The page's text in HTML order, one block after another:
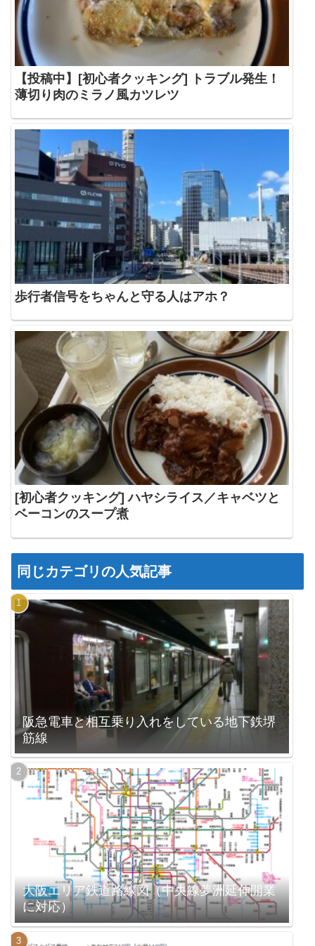
【投稿中】[初心者クッキング] トラブル発生！
薄切り肉のミラノ風カツレツ
歩行者信号をちゃんと守る人はアホ？
[初心者クッキング] ハヤシライス／キャベツと
ベーコンのスープ煮
同じカテゴリの人気記事
阪急電車と相互乗り入れをしている地下鉄堺
筋線
大阪エリア鉄道路線図（中央線夢洲延伸開業
に対応）